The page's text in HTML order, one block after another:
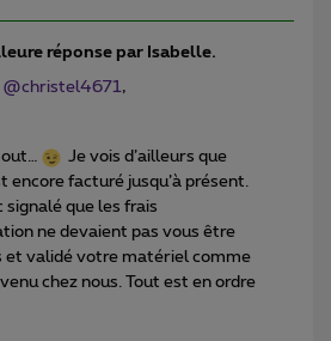
réponse par Isabelle.
@christel4671,
Je vois d’ailleurs que
encore facturé jusqu’à présent.
signalé que les frais
ne devaient pas vous être
et validé votre matériel comme
chez nous. Tout est en ordre